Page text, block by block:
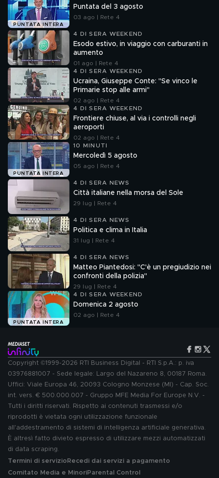
PUNTATA INTERA
Puntata del 3 agosto
03 ago | Rete 4
4 DI SERA WEEKEND
Esodo estivo, in viaggio con carburanti in
aumento
01 ago | Rete 4
4 DI SERA WEEKEND
Ucraina, Giuseppe Conte: "Se vinco le
Primarie stop alle armi"
02 ago | Rete 4
4 DI SERA WEEKEND
Frontiere chiuse, al via i controlli negli
aeroporti
02 ago | Rete 4
PUNTATA INTERA
10 MINUTI
Mercoledì 5 agosto
05 ago | Rete 4
4 DI SERA NEWS
Città italiane nella morsa del Sole
29 lug | Rete 4
4 DI SERA NEWS
Politica e clima in Italia
31 lug | Rete 4
4 DI SERA NEWS
Matteo Piantedosi: "C'è un pregiudizio nei
confronti della polizia"
29 lug | Rete 4
PUNTATA INTERA
4 DI SERA WEEKEND
Domenica 2 agosto
02 ago | Rete 4
Copyright ©1999-2026 RTI Business Digital - RTI S.p.A.: p. iva
03976881007 - Sede legale: Largo del Nazareno 8, 00187 Roma.
Uffici: Viale Europa 46, 20093 Cologno Monzese (MI) - Cap. Soc.
int. vers. € 500.000.007 - Gruppo MFE Media For Europe N.V. -
Tutti i diritti riservati. Rispetto ai contenuti trasmessi e/o
riprodotti è vietata ogni utilizzazione funzionale
all'addestramento di sistemi di intelligenza artificiale generativa.
È altresì fatto divieto espresso di utilizzare mezzi automatizzati
di data scraping.
Termini di servizio Recedi dai servizi a pagamento
Comitato Media e MinoriParental Control